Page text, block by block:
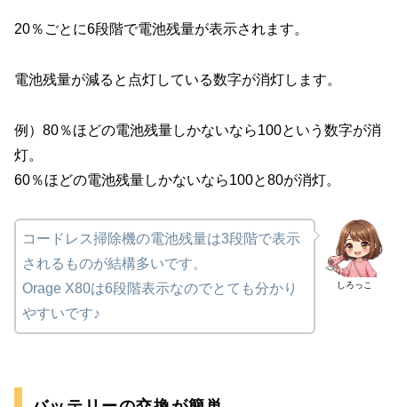
20％ごとに6段階で電池残量が表示されます。
電池残量が減ると点灯している数字が消灯します。
例）80％ほどの電池残量しかないなら100という数字が消
灯。
60％ほどの電池残量しかないなら100と80が消灯。
しろっこ
コードレス掃除機の電池残量は3段階で表示
されるものが結構多いです。
Orage X80は6段階表示なのでとても分かり
やすいです♪